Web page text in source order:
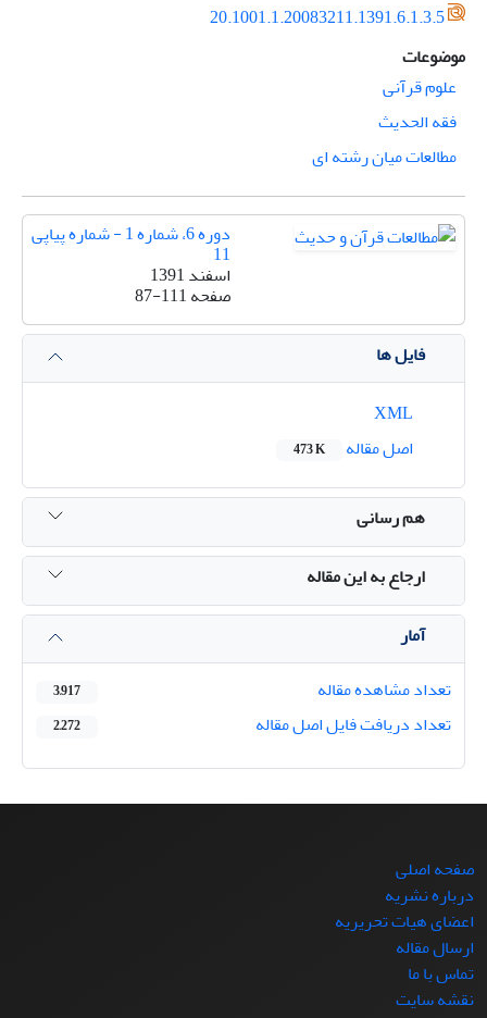
20.1001.1.20083211.1391.6.1.3.5
موضوعات
علوم قرآنی
فقه الحدیث
مطالعات میان رشته ای
دوره 6، شماره 1 - شماره پیاپی
11
اسفند 1391
صفحه87-111
فایل ها
اصل مقاله
473 K
هم رسانی
ارجاع به این مقاله
آمار
تعداد مشاهده مقاله
3,917
تعداد دریافت فایل اصل مقاله 2,272
صفحه اصلی
درباره نشریه
اعضای هیات تحریریه
ارسال مقاله
تماس با ما
نقشه سایت